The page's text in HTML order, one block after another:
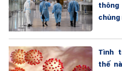
chủng
Tình
thế